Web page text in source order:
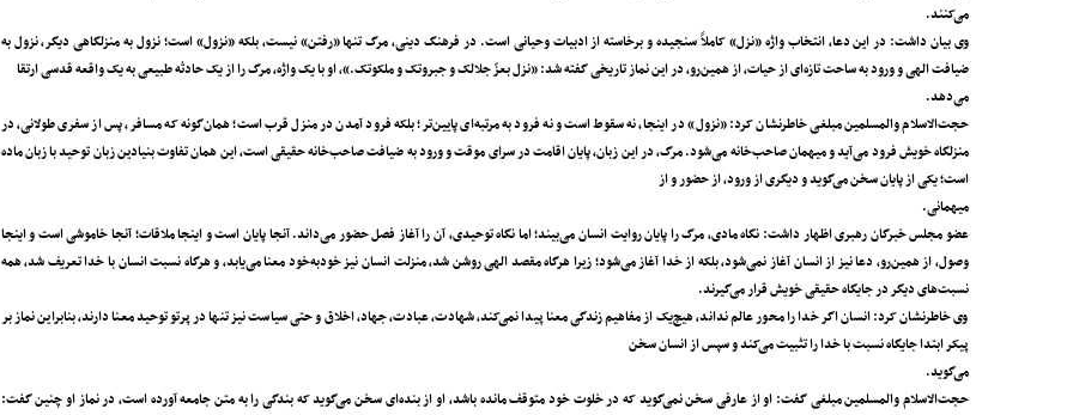
می‌کنند.
وی بیان داشت: در این دعا، انتخاب واژه «نزل» کاملاً سنجیده و برخاسته از ادبیات وحیانی است. در فرهنگ دینی، مرگ تنها «رفتن» نیست، بلکه «نزول» است؛ نزول به منزلگاهی دیگر، نزول به
ضیافت الهی و ورود به ساحت تازه‌ای از حیات، از همین‌رو، در این نماز تاریخی گفته شد: «نزل بعزّ جلالک و جبروتک و ملکوتک.»، او با یک واژه، مرگ را از یک حادثه طبیعی به یک واقعه قدسی ارتقا
می‌دهد.
حجت‌الاسلام والمسلمین مبلغی خاطرنشان کرد: «نزول» در اینجا، نه سقوط است و نه فرود به مرتبه‌ای پایین‌تر؛ بلکه فرود آمدن در منزل قرب است؛ همان‌گونه که مسافر، پس از سفری طولانی، در
منزلگاه خویش فرود می‌آید و میهمان صاحب‌خانه می‌شود. مرگ، در این زبان، پایان اقامت در سرای موقت و ورود به ضیافت صاحب‌خانه حقیقی است، این همان تفاوت بنیادین زبان توحید با زبان ماده
است؛ یکی از پایان سخن می‌گوید و دیگری از ورود، از حضور و از
میهمانی.
عضو مجلس خبرگان رهبری اظهار داشت: نگاه مادی، مرگ را پایان روایت انسان می‌بیند؛ اما نگاه توحیدی، آن را آغاز فصل حضور می‌داند. آنجا پایان است و اینجا ملاقات؛ آنجا خاموشی است و اینجا
وصول، از همین‌رو، دعا نیز از انسان آغاز نمی‌شود، بلکه از خدا آغاز می‌شود؛ زیرا هرگاه مقصد الهی روشن شد، منزلت انسان نیز خودبه‌خود معنا می‌یابد، و هرگاه نسبت انسان با خدا تعریف شد، همه
نسبت‌های دیگر در جایگاه حقیقی خویش قرار می‌گیرند.
وی خاطرنشان کرد: انسان اگر خدا را محور عالم نداند، هیچ‌یک از مفاهیم زندگی معنا پیدا نمی‌کند، شهادت، عبادت، جهاد، اخلاق و حتی سیاست نیز تنها در پرتو توحید معنا دارند، بنابراین نماز بر
پیکر ابتدا جایگاه نسبت با خدا را تثبیت می‌کند و سپس از انسان سخن
می‌گوید.
حجت‌الاسلام والمسلمین مبلغی گفت: او از عارفی سخن نمی‌گوید که در خلوت خود متوقف مانده باشد، او از بنده‌ای سخن می‌گوید که بندگی را به متن جامعه آورده است، در نماز او چنین گفت: